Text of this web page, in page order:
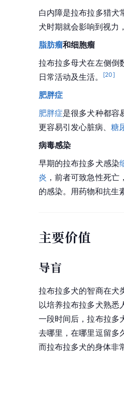
白内障是拉布拉多猎犬
犬时期就会影响到视力
脂肪瘤和细胞瘤
拉布拉多母犬在左侧倒
日常活动及生活。
[20]
肥胖症
肥胖症是很多犬种都容
更容易引发心脏病、 糖
病毒感染
早期的拉布拉多犬感染
炎 ，前者可致急性死
的感染。用药物和抗生
主要价值
导盲
拉布拉多犬的智商在犬
以培养拉布拉多犬熟悉
一段时间后，拉布拉多
去哪里，在哪里逗留多
而拉布拉多犬的身体非